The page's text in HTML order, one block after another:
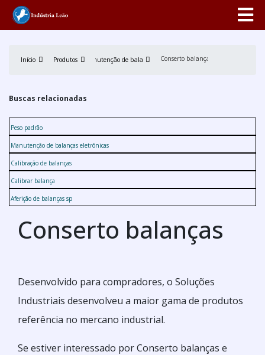
Início Produtos Manutenção de balança Conserto balanças
Buscas relacionadas
Peso padrão
Manutenção de balanças eletrônicas
Calibração de balanças
Calibrar balança
Aferição de balanças sp
Conserto balanças
Desenvolvido para compradores, o Soluções
Industriais desenvolveu a maior gama de produtos
referência no mercano industrial.
Se estiver interessado por Conserto balanças e